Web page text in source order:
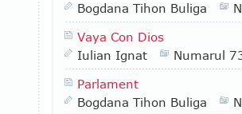
Bogdana Tihon Buliga
Vaya Con Dios
Iulian Ignat
Numarul
Parlament
Bogdana Tihon Buliga